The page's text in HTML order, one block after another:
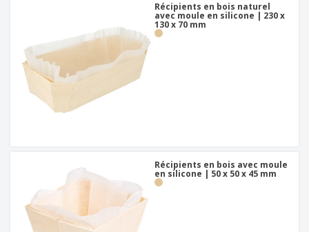
Récipients en bois naturel
avec moule en silicone | 230 x
130 x 70 mm
Récipients en bois avec moule
en silicone | 50 x 50 x 45 mm